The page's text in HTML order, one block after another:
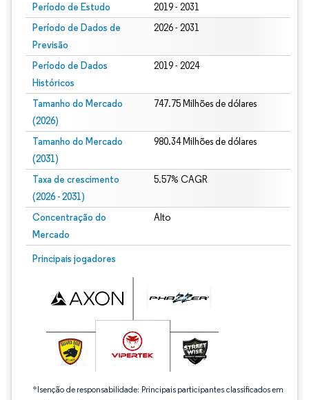
Período de Estudo 2019 - 2031
Período de Dados de
Previsão
2026 - 2031
Período de Dados
Históricos
2019 - 2024
Tamanho do Mercado
(2026)
747.75 Milhões de dólares
Tamanho do Mercado
(2031)
980.34 Milhões de dólares
Taxa de crescimento
(2026 - 2031)
5.57% CAGR
Concentração do
Mercado
Alto
Principais jogadores
*Isenção de responsabilidade: Principais participantes classificados em
Imagem © Mordor Intelligence. O reuso requer atribuição conforme CC BY 4.0.